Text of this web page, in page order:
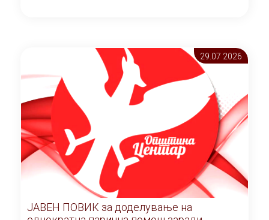
29.07 2026
ЈАВЕН ПОВИК за доделување на